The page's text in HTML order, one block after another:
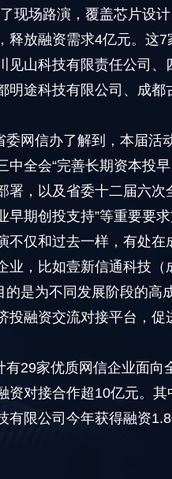
现场路演，覆盖芯片设
释放融资需求4亿元。这
见山科技有限责任公司
明途科技有限公司、成
网信办了解到，本届活
中全会“完善长期资本投
署，以及省委十二届六
早期创投支持”等重要要
不仅和过去一样，有处
，比如壹新信通科技（
是为不同发展阶段的高
投融资交流对接平台，
29家优质网信企业面向
资对接合作超10亿元。
有限公司今年获得融资